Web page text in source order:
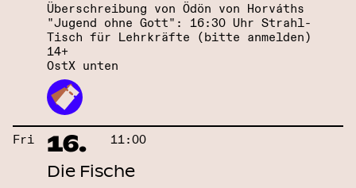
Überschreibung von Ödön von Horváths
"Jugend ohne Gott": 16:30 Uhr Strahl-
Tisch für Lehrkräfte (bitte anmelden)
14+
OstX unten
Fri 16. 11:00
Die Fische